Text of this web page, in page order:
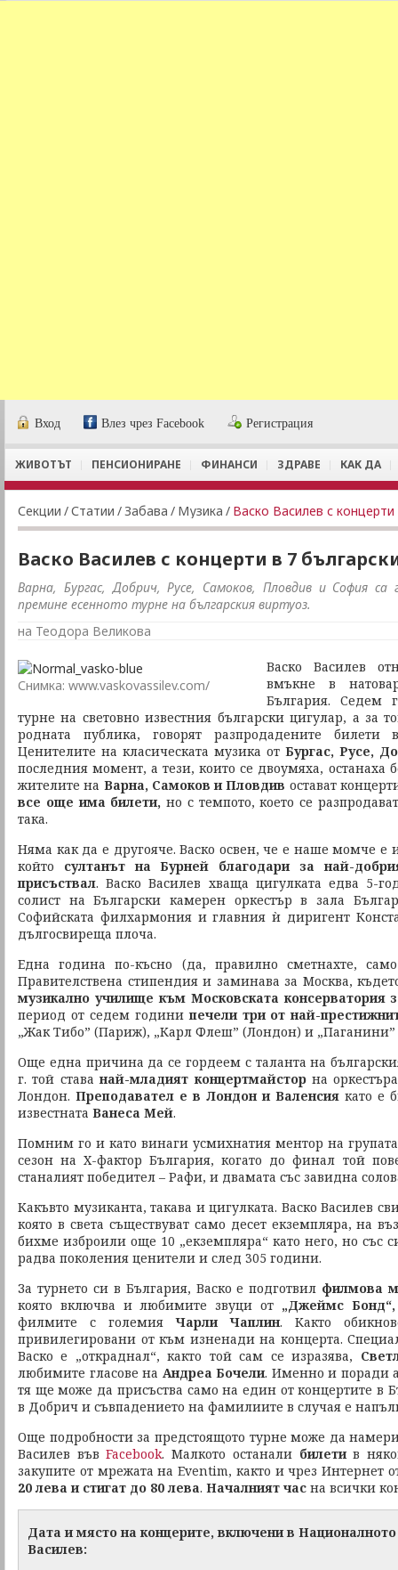
Вход Влез чрез Facebook Регистрация
ЖИВОТЪТ ПЕНСИОНИРАНЕ ФИНАНСИ ЗДРАВЕ КАК ДА
Секции /Статии / Забава / Музика / Васко Василев с
Васко Василев с концерти в 7
Варна, Бургас, Добрич, Русе, Самоков, Пловдив и София
премине есенното турне на българския виртуоз.
на Теодора Великова
Снимка: www.vaskovassilev.com/
Васко Василев
вмъкне в
България. Седем
турне на световно известния български цигулар, а за
родната публика, говорят разпродадените
Ценителите на класическата музика от Бургас, Русе,
последния момент, а тези, които се двоумяха, останаха
жителите на Варна, Самоков и Пловдив остават
все още има билети, но с темпото, което се
така.
Няма как да е другояче. Васко освен, че е наше момче е
който султанът на Бурней благодари за най-
присъствал. Васко Василев хваща цигулката едва 5-
солист на Български камерен оркестър в зала
Софийската филхармония и главния ѝ диригент
дългосвиреща плоча.
Една година по-късно (да, правилно сметнахте,
Правителствена стипендия и заминава за Москва,
музикално училище към Московската консерватория
период от седем годинипечели три от най-
„Жак Тибо” (Париж), „Карл Флеш” (Лондон) и „Паганини”
Още една причина да се гордеем с таланта на
г. той става най-младият концертмайсторна
Лондон. Преподавател е в Лондон и Валенсия като е
известната Ванеса Мей.
Помним го и като винаги усмихнатия ментор на
сезон на Х-фактор България, когато до финал той
станалият победител – Рафи, и двамата със завидна
Какъвто музиканта, такава и цигулката. Васко Василев
която в света съществуват само десет екземпляра, на
бихме изброили още 10 „екземпляра“ като него, но със
радва поколения ценители и след 305 години.
За турнето си в България, Васко е подготвил филмова
която включва и любимите звуци от „Джеймс
филмите с големияЧарли Чаплин. Както
привилегировани от към изненади на концерта.
Васко е „откраднал“, както той сам се изразява,
любимите гласове на Андреа Бочели. Именно и поради
тя ще може да присъства само на един от концертите в
в Добрич и съвпадението на фамилиите в случая е
Още подробности за предстоящото турне може да
Василев въвFacebook. Малкото останали билетив
закупите от мрежата на Eventim, както и чрез Интернет
20 лева и стигат до 80 лева. Началният час на всички
Дата и място на концерите, включени в
Василев: